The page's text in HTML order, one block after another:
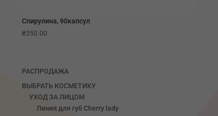
Спирулина, 90капсул
₴350.00
РАСПРОДАЖА
ВЫБРАТЬ КОСМЕТИКУ
УХОД ЗА ЛИЦОМ
Линия для губ Сherry lady